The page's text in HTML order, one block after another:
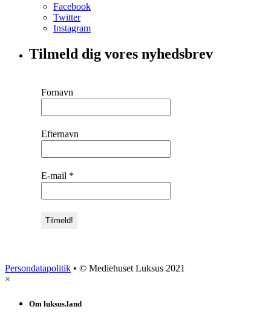
Facebook
Twitter
Instagram
Tilmeld dig vores nyhedsbrev
Fornavn
Efternavn
E-mail *
Persondatapolitik • © Mediehuset Luksus 2021
×
Om luksus.land